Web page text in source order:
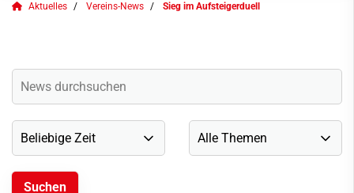
Aktuelles Vereins-News Sieg im Aufsteigerduell